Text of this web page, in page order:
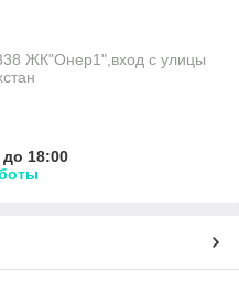
ЖК"Онер1",вход с улицы
до 18:00